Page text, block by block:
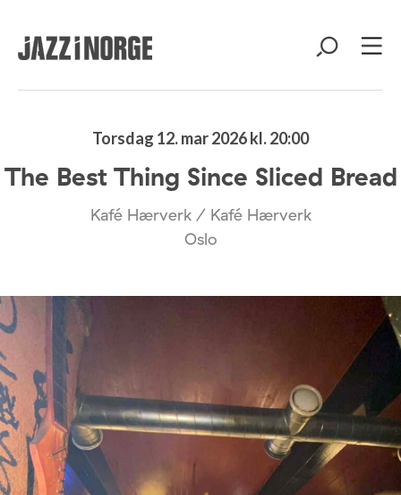
Torsdag 12. mar 2026 kl. 20:00
The Best Thing Since Sliced Bread
Kafé Hærverk / Kafé Hærverk
Oslo